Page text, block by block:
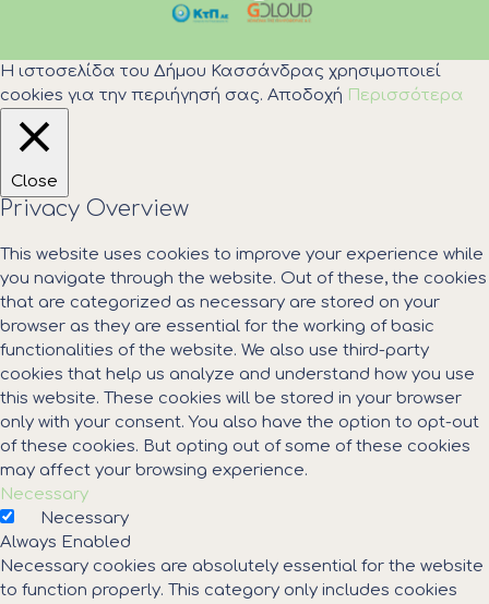
Η ιστοσελίδα του Δήμου Κασσάνδρας χρησιμοποιεί
cookies για την περιήγησή σας. Αποδοχή Περισσότερα
Close
Privacy Overview
This website uses cookies to improve your experience while
you navigate through the website. Out of these, the cookies
that are categorized as necessary are stored on your
browser as they are essential for the working of basic
functionalities of the website. We also use third-party
cookies that help us analyze and understand how you use
this website. These cookies will be stored in your browser
only with your consent. You also have the option to opt-out
of these cookies. But opting out of some of these cookies
may affect your browsing experience.
Necessary
Necessary
Always Enabled
Necessary cookies are absolutely essential for the website
to function properly. This category only includes cookies